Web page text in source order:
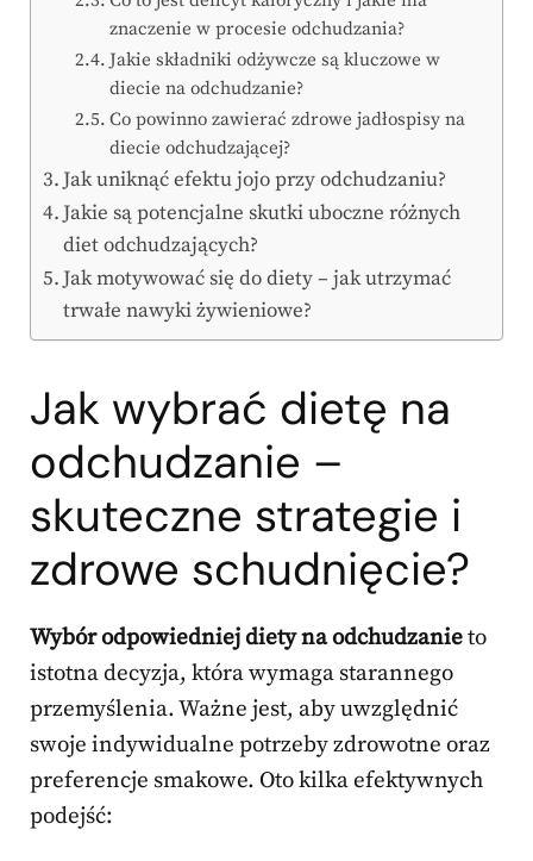
znaczenie w procesie odchudzania?
Jakie składniki odżywcze są kluczowe w
diecie na odchudzanie?
Co powinno zawierać zdrowe jadłospisy na
diecie odchudzającej?
Jak uniknąć efektu jojo przy odchudzaniu?
Jakie są potencjalne skutki uboczne różnych
diet odchudzających?
Jak motywować się do diety – jak utrzymać
trwałe nawyki żywieniowe?
Jak wybrać dietę na
odchudzanie –
skuteczne strategie i
zdrowe schudnięcie?
Wybór odpowiedniej diety na odchudzanieto
istotna decyzja, która wymaga starannego
przemyślenia. Ważne jest, aby uwzględnić
swoje indywidualne potrzeby zdrowotne oraz
preferencje smakowe. Oto kilka efektywnych
podejść: